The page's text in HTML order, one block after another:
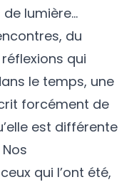
lumière…
du
qui
le temps, une
forcément de
est différente
qui l’ont été,